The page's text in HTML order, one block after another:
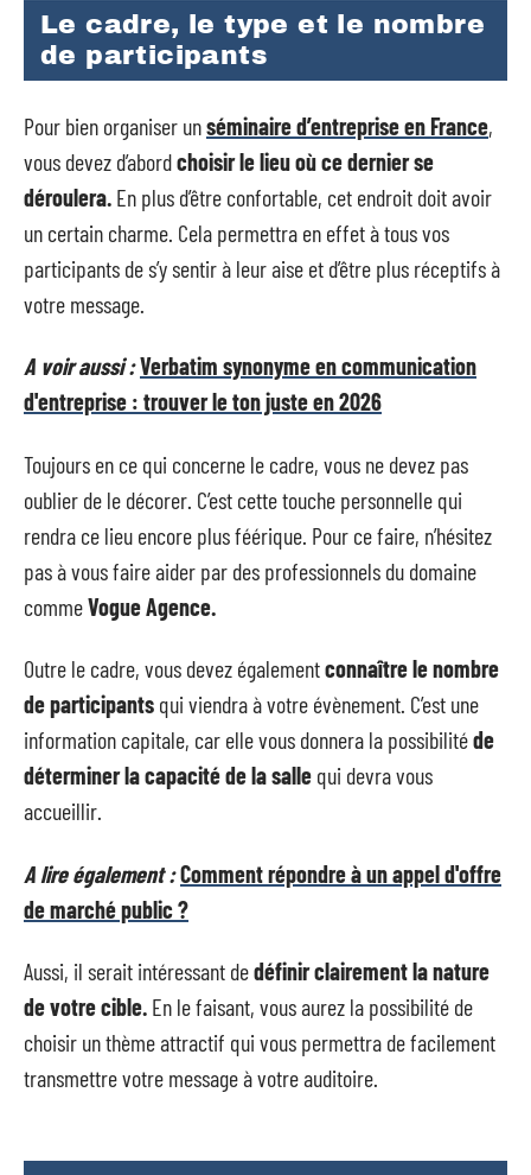
Le cadre, le type et le nombre
de participants
Pour bien organiser unséminaire d’entreprise en France,
vous devez d’abordchoisir le lieu où ce dernier se
déroulera. En plus d’être confortable, cet endroit doit avoir
un certain charme. Cela permettra en effet à tous vos
participants de s’y sentir à leur aise et d’être plus réceptifs à
votre message.
A voir aussi :Verbatim synonyme en communication
d'entreprise : trouver le ton juste en 2026
Toujours en ce qui concerne le cadre, vous ne devez pas
oublier de le décorer. C’est cette touche personnelle qui
rendra ce lieu encore plus féérique. Pour ce faire, n’hésitez
pas à vous faire aider par des professionnels du domaine
commeVogue Agence.
Outre le cadre, vous devez égalementconnaître le nombre
de participants qui viendra à votre évènement. C’est une
information capitale, car elle vous donnera la possibilitéde
déterminer la capacité de la salle qui devra vous
accueillir.
A lire également :Comment répondre à un appel d'offre
de marché public ?
Aussi, il serait intéressant dedéfinir clairement la nature
de votre cible. En le faisant, vous aurez la possibilité de
choisir un thème attractif qui vous permettra de facilement
transmettre votre message à votre auditoire.